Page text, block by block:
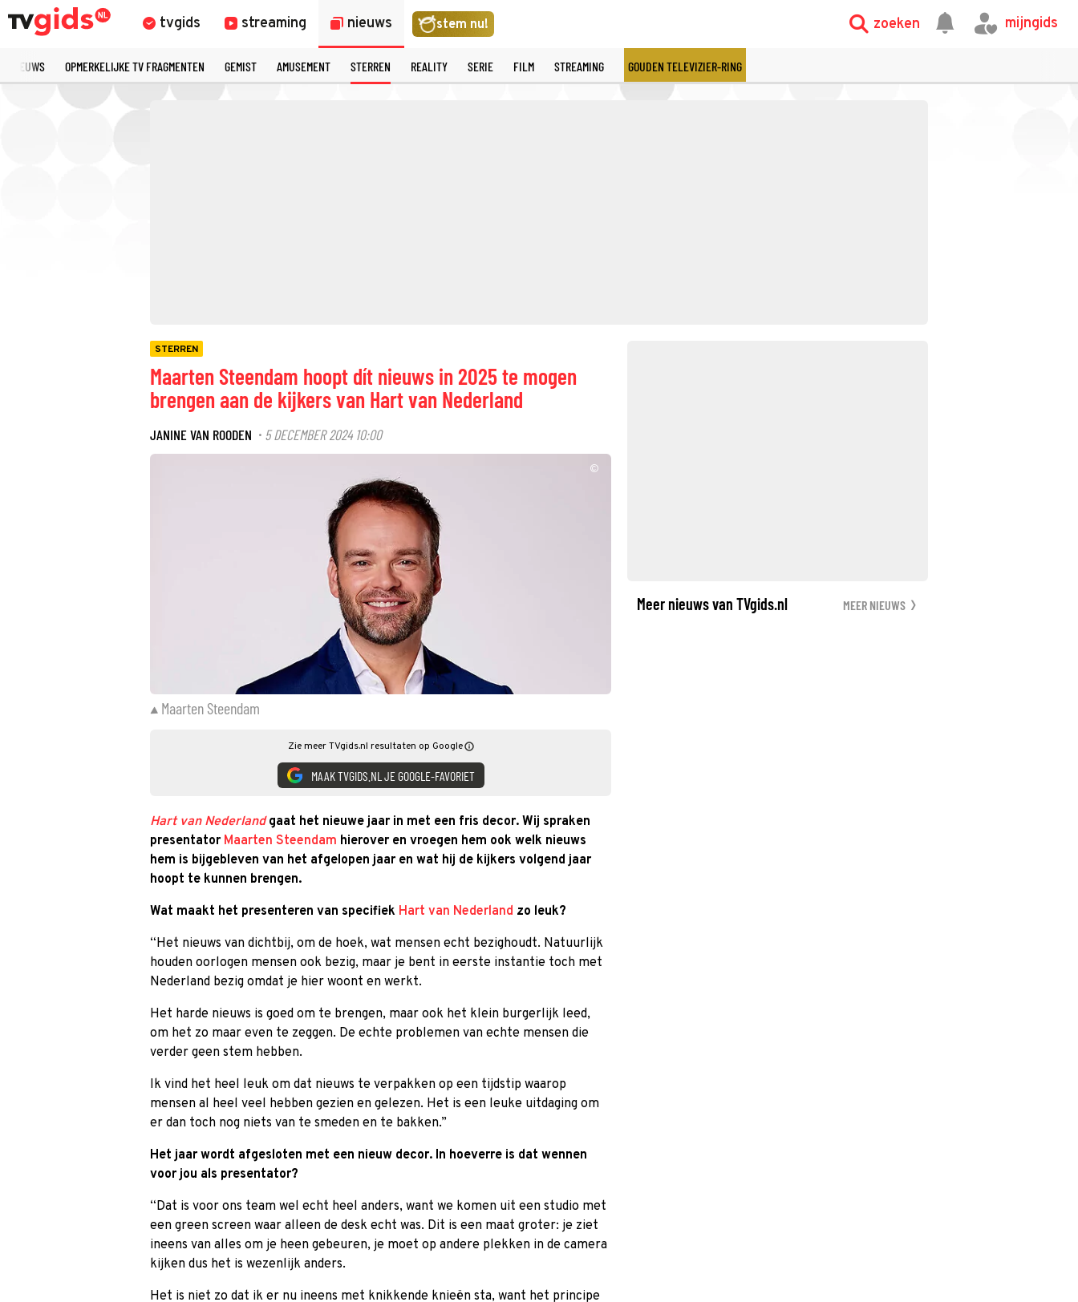
tvgids streaming nieuws stem nu! zoeken mijngids
NIEUWS OPMERKELIJKE TV FRAGMENTEN GEMIST AMUSEMENT STERREN REALITY SERIE FILM STREAMING GOUDEN TELEVIZIER-RING
STERREN
Maarten Steendam hoopt dít nieuws in 2025 te mogen
brengen aan de kijkers van Hart van Nederland
JANINE VAN ROODEN · 5 DECEMBER 2024 10:00
©
Maarten Steendam
Zie meer TVgids.nl resultaten op Google
MAAK TVGIDS.NL JE GOOGLE-FAVORIET
Hart van Nederlandgaat het nieuwe jaar in met een fris decor. Wij spraken
presentator Maarten Steendam hierover en vroegen hem ook welk nieuws
hem is bijgebleven van het afgelopen jaar en wat hij de kijkers volgend jaar
hoopt te kunnen brengen.
Wat maakt het presenteren van specifiek Hart van Nederland zo leuk?
“Het nieuws van dichtbij, om de hoek, wat mensen echt bezighoudt. Natuurlijk
houden oorlogen mensen ook bezig, maar je bent in eerste instantie toch met
Nederland bezig omdat je hier woont en werkt.
Het harde nieuws is goed om te brengen, maar ook het klein burgerlijk leed,
om het zo maar even te zeggen. De echte problemen van echte mensen die
verder geen stem hebben.
Ik vind het heel leuk om dat nieuws te verpakken op een tijdstip waarop
mensen al heel veel hebben gezien en gelezen. Het is een leuke uitdaging om
er dan toch nog niets van te smeden en te bakken.”
Het jaar wordt afgesloten met een nieuw decor. In hoeverre is dat wennen
voor jou als presentator?
“Dat is voor ons team wel echt heel anders, want we komen uit een studio met
een green screen waar alleen de desk echt was. Dit is een maat groter: je ziet
ineens van alles om je heen gebeuren, je moet op andere plekken in de camera
kijken dus het is wezenlijk anders.
Het is niet zo dat ik er nu ineens met knikkende knieën sta, want het principe
Meer nieuws van TVgids.nl MEER NIEUWS